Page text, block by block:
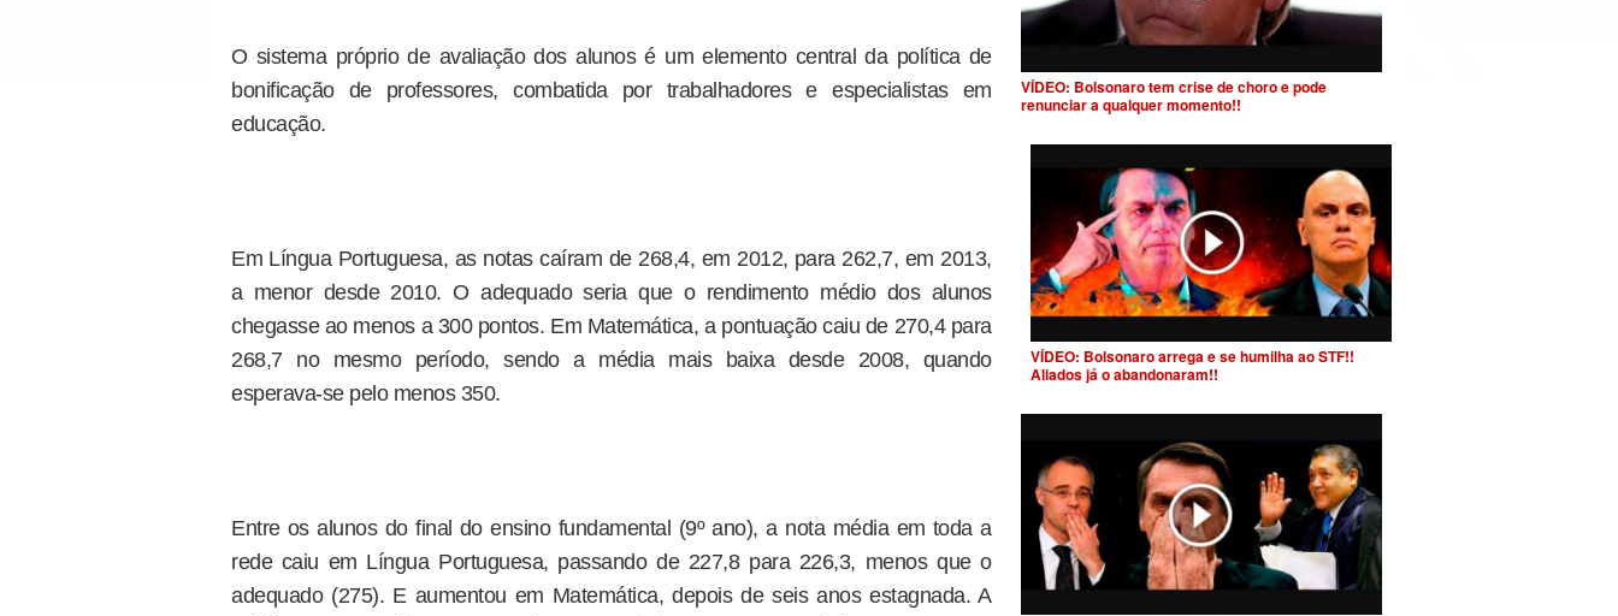
O sistema próprio de avaliação dos alunos é um elemento central da política de
bonificação de professores, combatida por trabalhadores e especialistas em
educação.
Em Língua Portuguesa, as notas caíram de 268,4, em 2012, para 262,7, em 2013,
a menor desde 2010. O adequado seria que o rendimento médio dos alunos
chegasse ao menos a 300 pontos. Em Matemática, a pontuação caiu de 270,4 para
268,7 no mesmo período, sendo a média mais baixa desde 2008, quando
esperava-se pelo menos 350.
Entre os alunos do final do ensino fundamental (9º ano), a nota média em toda a
rede caiu em Língua Portuguesa, passando de 227,8 para 226,3, menos que o
adequado (275). E aumentou em Matemática, depois de seis anos estagnada. A
VÍDEO: Bolsonaro tem crise de choro e pode
renunciar a qualquer momento!!
VÍDEO: Bolsonaro arrega e se humilha ao STF!!
Aliados já o abandonaram!!